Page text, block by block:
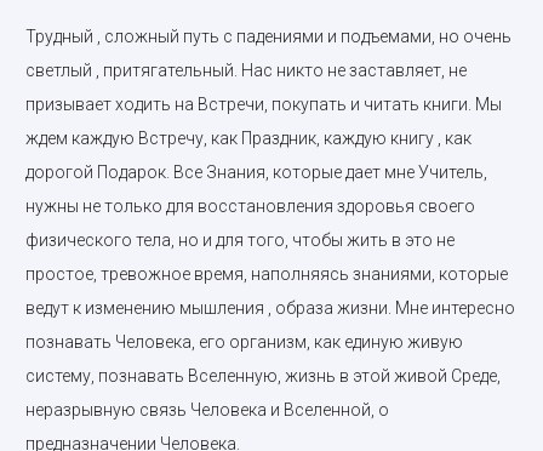
Трудный , сложный путь с падениями и подъемами, но очень
светлый , притягательный. Нас никто не заставляет, не
призывает ходить на Встречи, покупать и читать книги. Мы
ждем каждую Встречу, как Праздник, каждую книгу , как
дорогой Подарок. Все Знания, которые дает мне Учитель,
нужны не только для восстановления здоровья своего
физического тела, но и для того, чтобы жить в это не
простое, тревожное время, наполняясь знаниями, которые
ведут к изменению мышления , образа жизни. Мне интересно
познавать Человека, его организм, как единую живую
систему, познавать Вселенную, жизнь в этой живой Среде,
неразрывную связь Человека и Вселенной, о
предназначении Человека.